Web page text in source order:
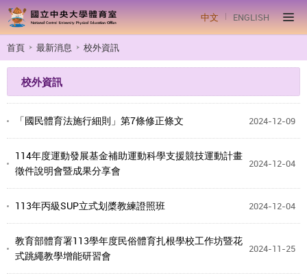
中文 ENGLISH
首頁 最新消息 校外資訊
校外資訊
「國民體育法施行細則」第7條修正條文 2024-12-09
114年度運動發展基金補助運動科學支援競技運動計畫
徵件說明會暨成果分享會
2024-12-04
113年丙級SUP立式划槳教練證照班 2024-12-04
教育部體育署113學年度民俗體育扎根學校工作坊暨花
式跳繩教學增能研習會
2024-11-25